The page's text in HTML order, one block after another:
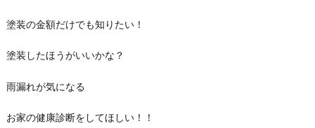
塗装の金額だけでも知りたい！
塗装したほうがいいかな？
雨漏れが気になる
お家の健康診断をしてほしい！！